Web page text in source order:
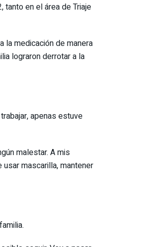
tanto en el área de Triaje
la medicación de manera
lograron derrotar a la
apenas estuve
malestar. A mis
mascarilla, mantener